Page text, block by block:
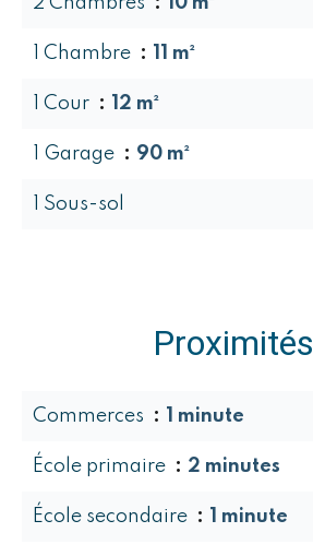
1 Chambre 11 m²
1 Cour 12 m²
1 Garage 90 m²
1 Sous-sol
Proximités
Commerces 1 minute
École primaire 2 minutes
École secondaire 1 minute